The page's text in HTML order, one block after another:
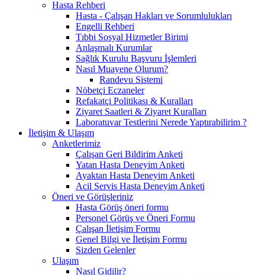
Hasta Rehberi
Hasta - Çalışan Hakları ve Sorumlulukları
Engelli Rehberi
Tıbbi Sosyal Hizmetler Birimi
Anlaşmalı Kurumlar
Sağlık Kurulu Başvuru İşlemleri
Nasıl Muayene Olurum?
Randevu Sistemi
Nöbetçi Eczaneler
Refakatçi Politikası & Kuralları
Ziyaret Saatleri & Ziyaret Kuralları
Laboratuvar Testlerini Nerede Yaptırabilirim ?
İletişim & Ulaşım
Anketlerimiz
Çalışan Geri Bildirim Anketi
Yatan Hasta Deneyim Anketi
Ayaktan Hasta Deneyim Anketi
Acil Servis Hasta Deneyim Anketi
Öneri ve Görüşleriniz
Hasta Görüş öneri formu
Personel Görüş ve Öneri Formu
Çalışan İletişim Formu
Genel Bilgi ve İletişim Formu
Sizden Gelenler
Ulaşım
Nasıl Gidilir?